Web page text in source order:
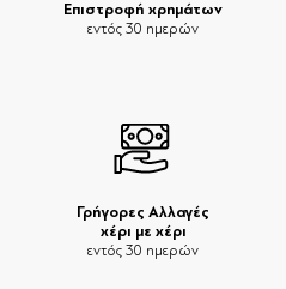
Επιστροφή χρημάτων
εντός 30 ημερών
Γρήγορες Αλλαγές
χέρι με χέρι
εντός 30 ημερών